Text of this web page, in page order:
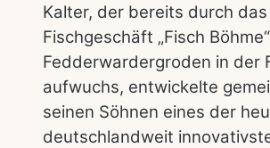
Kalter, der bereits durch
Fischgeschäft „Fisch
Fedderwardergroden in der
aufwuchs, entwickelte
seinen Söhnen eines der
deutschlandweit